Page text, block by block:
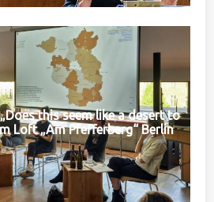
this seem like a desert to
Loft „Am Pfefferberg“ Berlin